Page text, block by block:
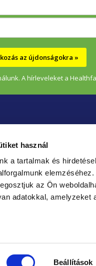
használ
a tartalmak és
elemzéséhez.
az Ön
adatokkal, amelyzeket
Beállítások
az újdonságokra »
A hírleveleket a